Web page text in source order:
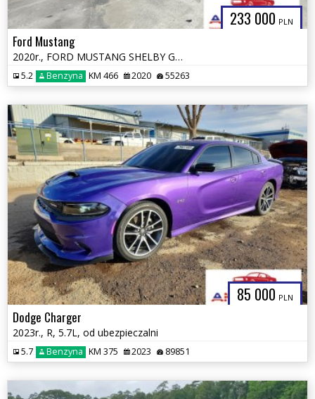
233 000 PLN
Ford Mustang
2020r., FORD MUSTANG SHELBY GT500, 5.2L, od ubezpieczalni
5.2 Benzyna KM 466 2020 55263
85 000 PLN
Dodge Charger
2023r., R, 5.7L, od ubezpieczalni
5.7 Benzyna KM 375 2023 89851